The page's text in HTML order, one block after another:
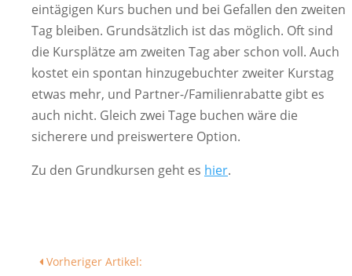
eintägigen Kurs buchen und bei Gefallen den zweiten
Tag bleiben. Grundsätzlich ist das möglich. Oft sind
die Kursplätze am zweiten Tag aber schon voll. Auch
kostet ein spontan hinzugebuchter zweiter Kurstag
etwas mehr, und Partner-/Familienrabatte gibt es
auch nicht. Gleich zwei Tage buchen wäre die
sicherere und preiswertere Option.
Zu den Grundkursen geht es hier.
Vorheriger Artikel: